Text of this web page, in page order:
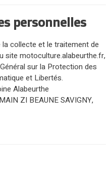
personnelles
la collecte et le traitement de
site motoculture.alabeurthe.fr,
sur la Protection des
et Libertés.
Alabeurthe
ZI BEAUNE SAVIGNY,